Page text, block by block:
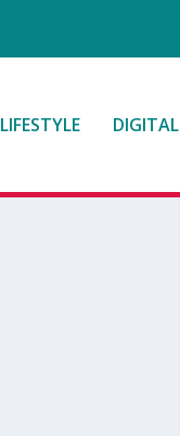
LIFESTYLE DIGITAL